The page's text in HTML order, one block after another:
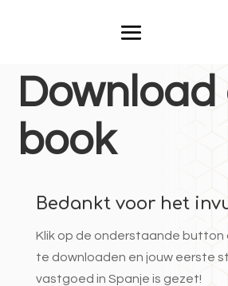
Download
book
Bedankt voor het
Klik op de onderstaande button
te downloaden en jouw eerste
vastgoed in Spanje is gezet!